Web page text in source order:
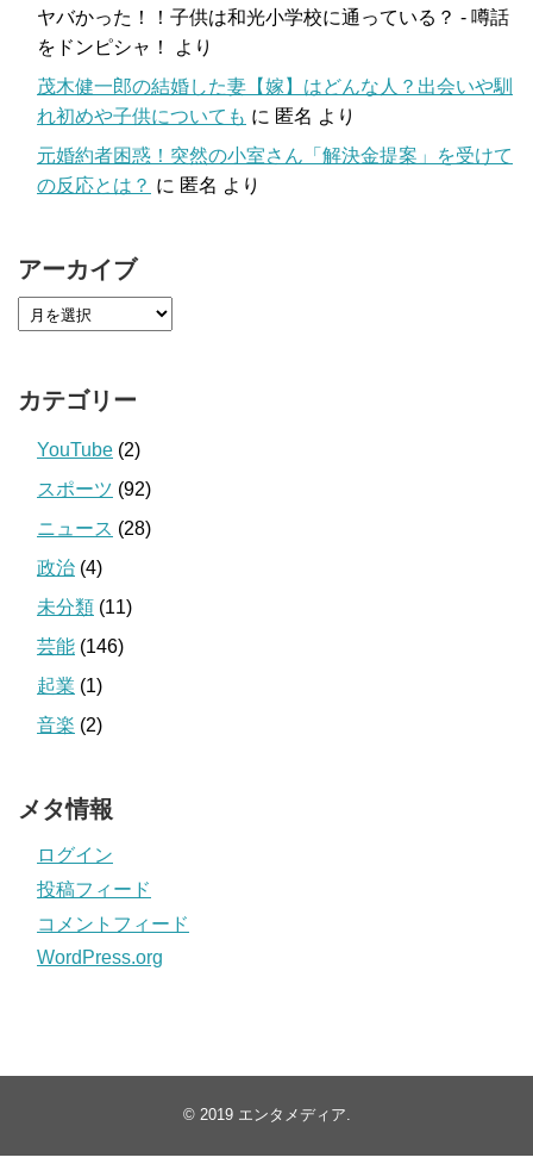
ヤバかった！！子供は和光小学校に通っている？ - 噂話
をドンピシャ！
より
茂木健一郎の結婚した妻【嫁】はどんな人？出会いや馴
れ初めや子供についても に 匿名 より
元婚約者困惑！突然の小室さん「解決金提案」を受けて
の反応とは？ に 匿名 より
アーカイブ
カテゴリー
YouTube (2)
スポーツ (92)
ニュース (28)
政治 (4)
未分類 (11)
芸能 (146)
起業 (1)
音楽 (2)
メタ情報
ログイン
投稿フィード
コメントフィード
WordPress.org
© 2019 エンタメディア.